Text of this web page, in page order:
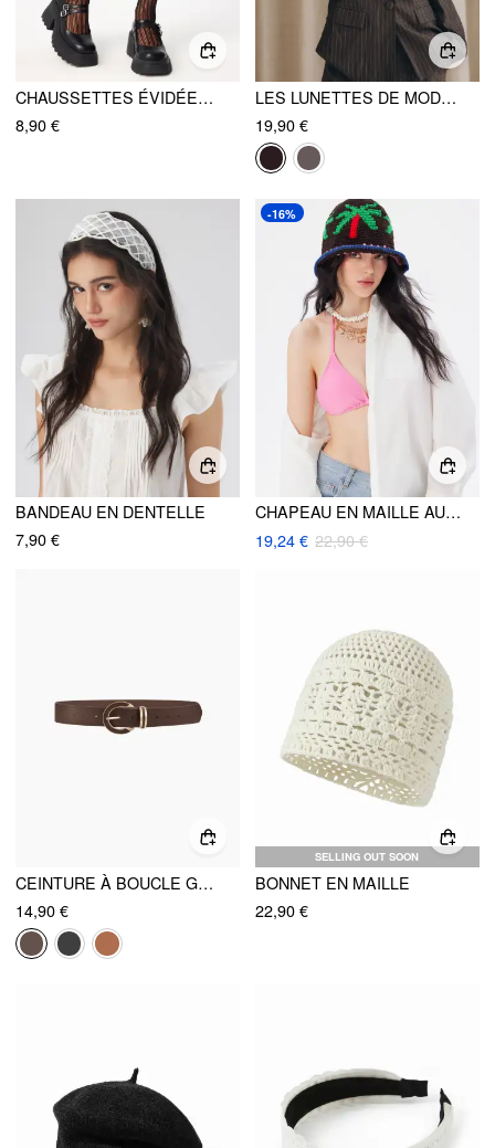
CHAUSSETTES ÉVIDÉES SUR LE MOLLET
8,90 €
LES LUNETTES DE MODE AUX FEUILLES DOUCES
19,90 €
BANDEAU EN DENTELLE
7,90 €
-16%
CHAPEAU EN MAILLE AU MOTIF DE COCOTIERS
19,24 € 22,90 €
CEINTURE À BOUCLE GÉOMÉTRIQUE
14,90 €
SELLING OUT SOON
BONNET EN MAILLE
22,90 €